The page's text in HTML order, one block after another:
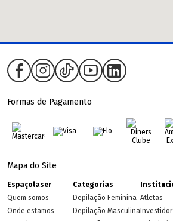
Formas de Pagamento
Mapa do Site
Espaçolaser
Quem somos
Onde estamos
Categorias
Depilação Feminina
Depilação Masculina
Atletas
Investidor